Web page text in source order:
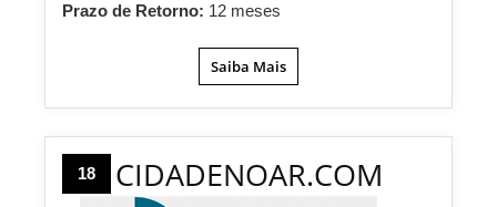
Prazo de Retorno: 12 meses
Saiba Mais
18 CIDADENOAR.COM